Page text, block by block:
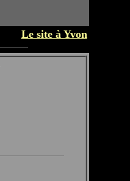
Le site à Yvon